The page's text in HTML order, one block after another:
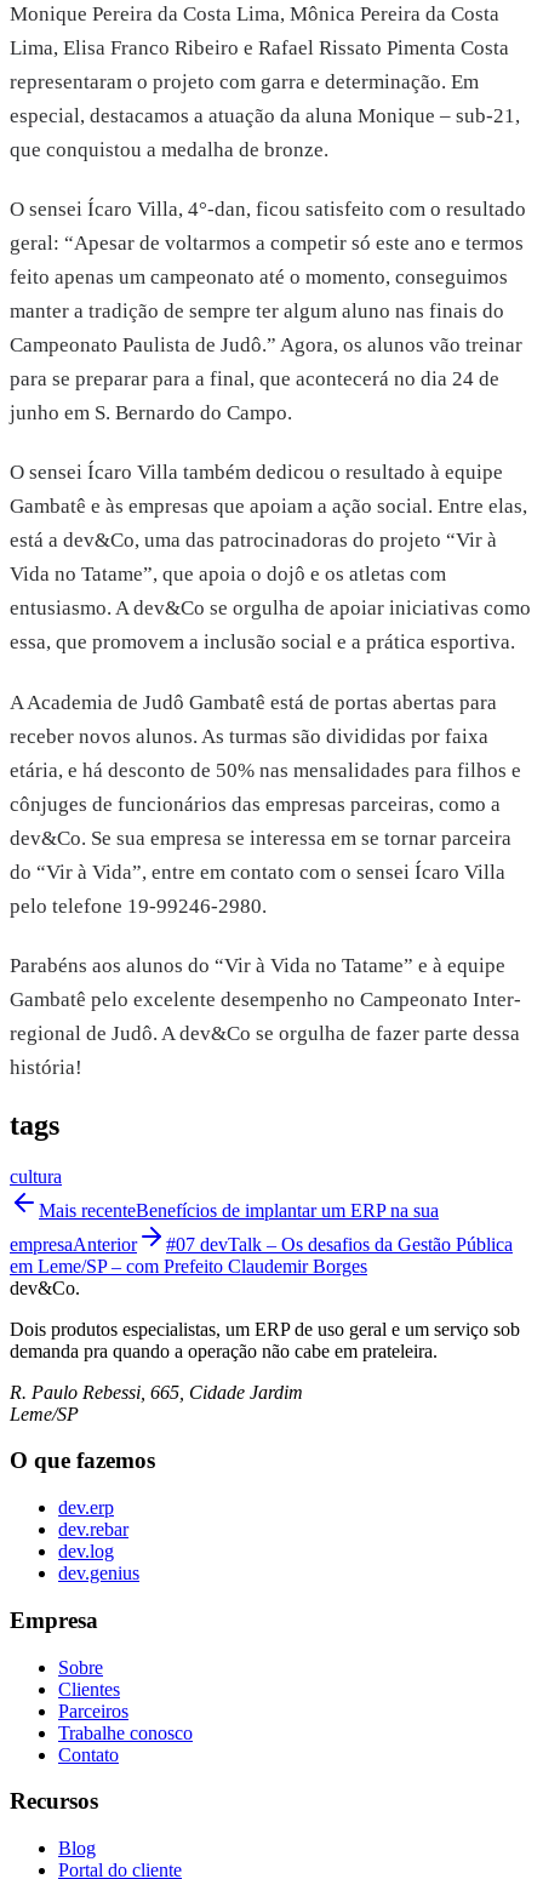
Monique Pereira da Costa Lima, Mônica Pereira da Costa
Lima, Elisa Franco Ribeiro e Rafael Rissato Pimenta Costa
representaram o projeto com garra e determinação. Em
especial, destacamos a atuação da aluna Monique – sub-21,
que conquistou a medalha de bronze.
O sensei Ícaro Villa, 4°-dan, ficou satisfeito com o resultado
geral: “Apesar de voltarmos a competir só este ano e termos
feito apenas um campeonato até o momento, conseguimos
manter a tradição de sempre ter algum aluno nas finais do
Campeonato Paulista de Judô.” Agora, os alunos vão treinar
para se preparar para a final, que acontecerá no dia 24 de
junho em S. Bernardo do Campo.
O sensei Ícaro Villa também dedicou o resultado à equipe
Gambatê e às empresas que apoiam a ação social. Entre elas,
está a dev&Co, uma das patrocinadoras do projeto “Vir à
Vida no Tatame”, que apoia o dojô e os atletas com
entusiasmo. A dev&Co se orgulha de apoiar iniciativas como
essa, que promovem a inclusão social e a prática esportiva.
A Academia de Judô Gambatê está de portas abertas para
receber novos alunos. As turmas são divididas por faixa
etária, e há desconto de 50% nas mensalidades para filhos e
cônjuges de funcionários das empresas parceiras, como a
dev&Co. Se sua empresa se interessa em se tornar parceira
do “Vir à Vida”, entre em contato com o sensei Ícaro Villa
pelo telefone 19-99246-2980.
Parabéns aos alunos do “Vir à Vida no Tatame” e à equipe
Gambatê pelo excelente desempenho no Campeonato Inter-
regional de Judô. A dev&Co se orgulha de fazer parte dessa
história!
tags
cultura
Mais recenteBenefícios de implantar um ERP na sua
empresaAnterior
#07 devTalk – Os desafios da Gestão Pública
em Leme/SP – com Prefeito Claudemir Borges
dev&Co.
Dois produtos especialistas, um ERP de uso geral e um serviço sob
demanda pra quando a operação não cabe em prateleira.
R. Paulo Rebessi, 665, Cidade Jardim
Leme/SP
O que fazemos
dev.erp
dev.rebar
dev.log
dev.genius
Empresa
Sobre
Clientes
Parceiros
Trabalhe conosco
Contato
Recursos
Blog
Portal do cliente